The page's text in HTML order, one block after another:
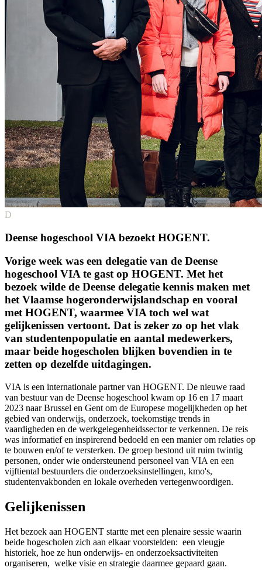
D
Deense hogeschool VIA bezoekt HOGENT.
Vorige week was een delegatie van de Deense
hogeschool VIA te gast op HOGENT. Met het
bezoek wilde de Deense delegatie kennis maken met
het Vlaamse hogeronderwijslandschap en vooral
met HOGENT, waarmee VIA toch wel wat
gelijkenissen vertoont. Dat is zeker zo op het vlak
van studentenpopulatie en aantal medewerkers,
maar beide hogescholen blijken bovendien in te
zetten op dezelfde uitdagingen.
VIA is een internationale partner van HOGENT. De nieuwe raad
van bestuur van de Deense hogeschool kwam op 16 en 17 maart
2023 naar Brussel en Gent om de Europese mogelijkheden op het
gebied van onderwijs, onderzoek, toekomstige trends in
vaardigheden en de werkgelegenheidssector te verkennen. De reis
was informatief en inspirerend bedoeld en een manier om relaties op
te bouwen en/of te versterken. De groep bestond uit ruim twintig
personen, onder wie ondersteunend personeel van VIA en een
vijftiental bestuurders die onderzoeksinstellingen, kmo's,
studentenvakbonden en lokale overheden vertegenwoordigen.
Gelijkenissen
Het bezoek aan HOGENT startte met een plenaire sessie waarin
beide hogescholen zich aan elkaar voorstelden: een vleugje
historiek, hoe ze hun onderwijs- en onderzoeksactiviteiten
organiseren, welke visie en strategie daarmee gepaard gaan.